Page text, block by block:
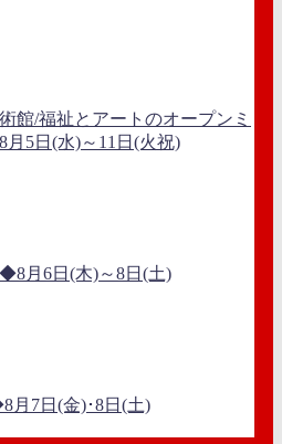
館/福祉とアートのオープンミ
5日(水)～11日(火祝)
月6日(木)～8日(土)
月7日(金)･8日(土)